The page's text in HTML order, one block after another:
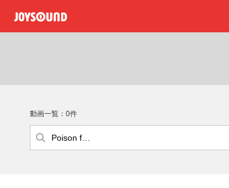
動画一覧：0件